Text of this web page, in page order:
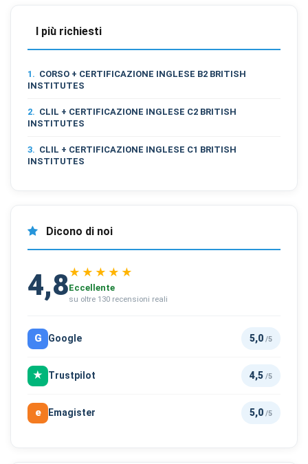
I più richiesti
1. CORSO + CERTIFICAZIONE INGLESE B2 BRITISH
INSTITUTES
2. CLIL + CERTIFICAZIONE INGLESE C2 BRITISH
INSTITUTES
3. CLIL + CERTIFICAZIONE INGLESE C1 BRITISH
INSTITUTES
Dicono di noi
4,8★★★★★
Eccellente
su oltre 130 recensioni reali
G Google 5,0 /5
★ Trustpilot 4,5 /5
e Emagister 5,0 /5
siti web allo scopo di mostrare annunci pertinenti.